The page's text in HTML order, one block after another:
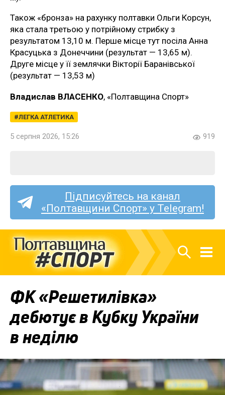
Також «бронза» на рахунку полтавки Ольги Корсун,
яка стала третьою у потрійному стрибку з
результатом 13,10 м. Перше місце тут посіла Анна
Красуцька з Донеччини (результат — 13,65 м).
Друге місце у її землячки Вікторії Баранівської
(результат — 13,53 м)
Владислав ВЛАСЕНКО, «Полтавщина Спорт»
ЛЕГКА АТЛЕТИКА
5 серпня 2026, 15:26 919
Підписуйтесь на канал
«Полтавщини Спорт» у Telegram!
ФК «Решетилівка»
дебютує в Кубку України
в неділю